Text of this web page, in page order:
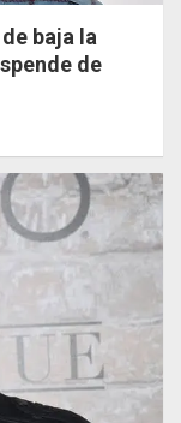
baja la
de